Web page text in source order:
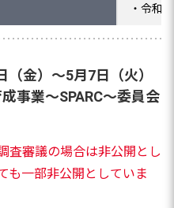
・令和
金）～5月7日（火）
事業～SPARC～委員会
査審議の場合は非公開とし
も一部非公開としていま